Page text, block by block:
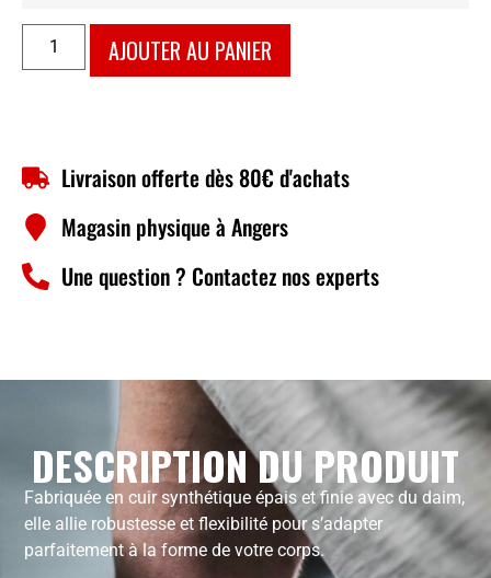
AJOUTER AU PANIER
Livraison offerte dès 80€ d'achats
Magasin physique à Angers
Une question ? Contactez nos experts
DESCRIPTION DU PRODUIT
Fabriquée en cuir synthétique épais et finie avec du daim,
elle allie robustesse et flexibilité pour s’adapter
parfaitement à la forme de votre corps.